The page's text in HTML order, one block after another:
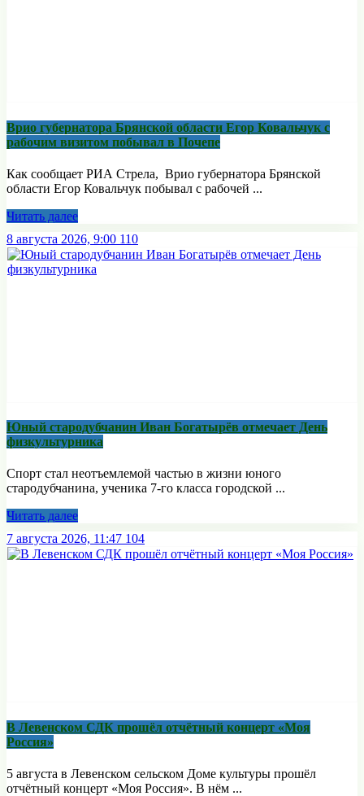
Врио губернатора Брянской области Егор Ковальчук с
рабочим визитом побывал в Почепе
Как сообщает РИА Стрела, Врио губернатора Брянской
области Егор Ковальчук побывал с рабочей ...
Читать далее
8 августа 2026, 9:00 110
Юный стародубчанин Иван Богатырёв отмечает День
физкультурника
Спорт стал неотъемлемой частью в жизни юного
стародубчанина, ученика 7-го класса городской ...
Читать далее
7 августа 2026, 11:47 104
В Левенском СДК прошёл отчётный концерт «Моя
Россия»
5 августа в Левенском сельском Доме культуры прошёл
отчётный концерт «Моя Россия». В нём ...